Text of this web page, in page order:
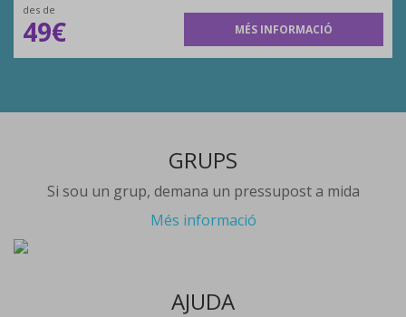
des de
49€ MÉS INFORMACIÓ
GRUPS
Si sou un grup, demana un pressupost a mida
Més informació
AJUDA